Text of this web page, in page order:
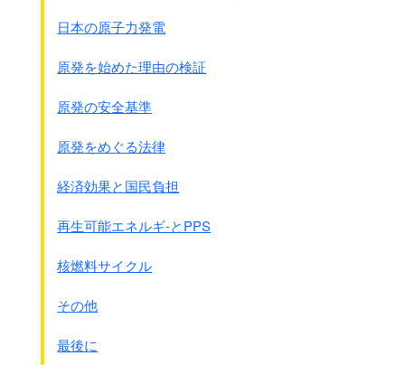
軍以外では民間の化学工場(薬品・農薬)が
軍に納めていたようです。
●広島県の大久野島
日本の原子力発電
原発を始めた理由の検証
原発の安全基準
原発をめぐる法律
経済効果と国民負担
再生可能エネルギ-とPPS
核燃料サイクル
その他
最後に